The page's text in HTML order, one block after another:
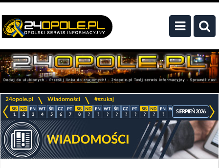
24opole.pl Wiadomości #szukaj
1 2 3 4 5 6 7 8 ? ? ? ? ? ? ? ? ? ? ? ? ?
SIERPIEŃ 2026